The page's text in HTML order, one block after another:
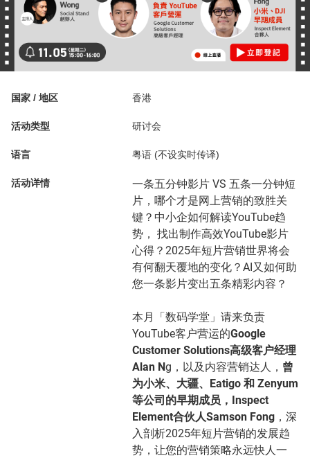
国家 / 地区 香港
活动类型 研讨会
语言 粤语 (不设实时传译)
活动详情
一条五分钟影片 VS 五条一分钟短
片，哪个才是网上营销的致胜关
键？中小企如何解读YouTube趋
势， 找出制作高效YouTube影片
心得？2025年短片营销世界将会
有何翻天覆地的变化？AI又如何助
您一条影片变出五条精彩内容？
本月「数码学堂」请来负责
YouTube客户营运的Google
Customer Solutions高级客户经理
Alan Ng，以及内容营销达人， 曾
为小米、大疆、Eatigo 和 Zenyum
等公司的早期成员，Inspect
Element合伙人Samson Fong ，深
入剖析2025年短片营销的发展趋
势，让您的营销策略永远快人一